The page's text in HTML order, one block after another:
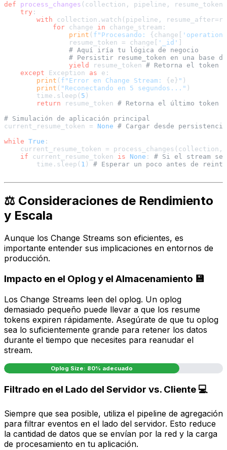
def
process_changes ( collection, pipeline, resume_token=
try :
with collection.watch(pipeline,
for change in change_stream:
print ( f"Procesando: {change[
                resume_token = change[
'_id'
# Aquí iría tu lógica de negocio
# Persistir resume_token en una base
yield
resume_token # Retorna el token
except Exception as e:
print ( f"Error en Change Stream: {e} " )
print ( "Reconectando en 5 segundos..." )
        time.sleep(
5 )
return resume_token # Retorna el último token
# Simulación de aplicación principal
current_resume_token = None # Cargar desde
while True :
current_resume_token =
if current_resume_token is None : # Si el stream se
        time.sleep(
1 ) # Esperar un poco antes de
⚖️ Consideraciones de Rendimiento
y Escala
Aunque los Change Streams son eficientes, es
importante entender sus implicaciones en entornos de
producción.
Impacto en el Oplog y el Almacenamiento 💾
Los Change Streams leen del oplog. Un oplog
demasiado pequeño puede llevar a que los resume
tokens expiren rápidamente. Asegúrate de que tu oplog
sea lo suficientemente grande para retener los datos
durante el tiempo que necesites para reanudar el
stream.
Oplog Size: 80% adecuado
Filtrado en el Lado del Servidor vs. Cliente 💻
Siempre que sea posible, utiliza el pipeline de agregación
para filtrar eventos en el lado del servidor. Esto reduce
la cantidad de datos que se envían por la red y la carga
de procesamiento en tu aplicación.